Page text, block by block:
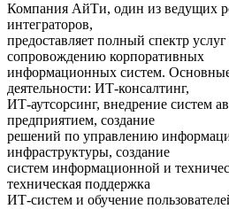
Компания АйТи, один из ведущих
интеграторов,
предоставляет полный спектр
сопровождению корпоративных
информационных систем.
деятельности: ИТ-консалтинг,
ИТ-аутсорсинг, внедрение систем
предприятием, создание
решений по управлению
инфраструктуры, создание
систем информационной и
техническая поддержка
ИТ-систем и обучение